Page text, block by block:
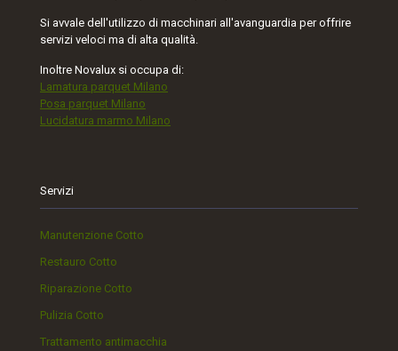
Si avvale dell'utilizzo di macchinari all'avanguardia per offrire
servizi veloci ma di alta qualità.
Inoltre Novalux si occupa di:
Lamatura parquet Milano
Posa parquet Milano
Lucidatura marmo Milano
Servizi
Manutenzione Cotto
Restauro Cotto
Riparazione Cotto
Pulizia Cotto
Trattamento antimacchia